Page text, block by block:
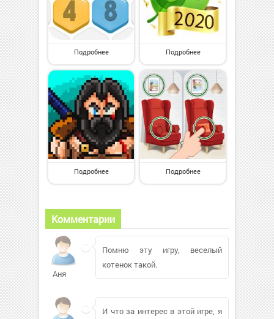
Подробнее Подробнее
Подробнее Подробнее
Комментарии
Аня
Помню эту игру, веселый
котенок такой.
И что за интерес в этой игре, я